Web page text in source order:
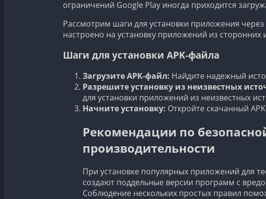
ограничений Google Play иногда приходится
Рассмотрим шаги для установки приложения
настроено на установку приложений из
Шаги для установки APK-файла
Загрузите APK-файл: Найдите надежный
Разрешите установку из неизвестных
для установки приложений из неизвестных
Начните установку: Откройте скачанный
Рекомендации по
производительности
При установке популярных приложений для
создают поддельные версии программ с
Соблюдение нескольких простых правил